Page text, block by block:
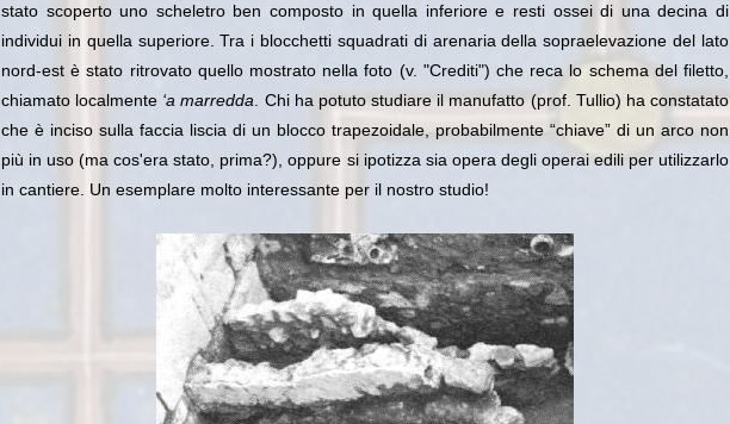
stato scoperto uno scheletro ben composto in quella inferiore e resti ossei di una decina di
individui in quella superiore. Tra i blocchetti squadrati di arenaria della sopraelevazione del lato
nord-est è stato ritrovato quello mostrato nella foto (v. "Crediti") che reca lo schema del filetto,
chiamato localmente ‘a marredda . Chi ha potuto studiare il manufatto (prof. Tullio) ha constatato
che è inciso sulla faccia liscia di un blocco trapezoidale, probabilmente “chiave” di un arco non
più in uso (ma cos'era stato, prima?), oppure si ipotizza sia opera degli operai edili per utilizzarlo
in cantiere. Un esemplare molto interessante per il nostro studio!